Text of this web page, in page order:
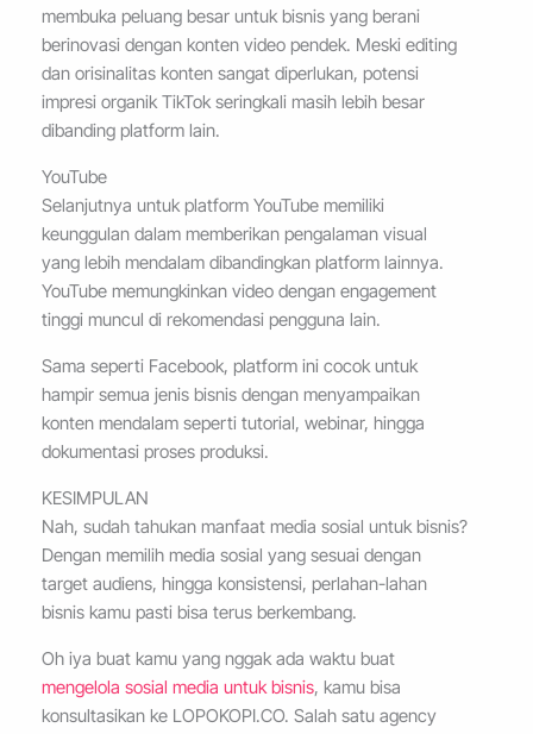
membuka peluang besar untuk bisnis yang berani
berinovasi dengan konten video pendek. Meski editing
dan orisinalitas konten sangat diperlukan, potensi
impresi organik TikTok seringkali masih lebih besar
dibanding platform lain.
YouTube
Selanjutnya untuk platform YouTube memiliki
keunggulan dalam memberikan pengalaman visual
yang lebih mendalam dibandingkan platform lainnya.
YouTube memungkinkan video dengan engagement
tinggi muncul di rekomendasi pengguna lain.
Sama seperti Facebook, platform ini cocok untuk
hampir semua jenis bisnis dengan menyampaikan
konten mendalam seperti tutorial, webinar, hingga
dokumentasi proses produksi.
KESIMPULAN
Nah, sudah tahukan manfaat media sosial untuk bisnis?
Dengan memilih media sosial yang sesuai dengan
target audiens, hingga konsistensi, perlahan-lahan
bisnis kamu pasti bisa terus berkembang.
Oh iya buat kamu yang nggak ada waktu buat
mengelola sosial media untuk bisnis, kamu bisa
konsultasikan ke LOPOKOPI.CO. Salah satu agency